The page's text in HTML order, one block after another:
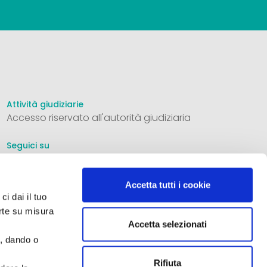
dai il tuo
su misura
dando o
Accetta tutti i cookie
Accetta selezionati
Rifiuta
Attività giudiziarie
Accesso riservato all'autorità giudiziaria
Seguici su
Informativa privacy
Cookie policy
Aste 33 S.r.l. - Società Iscritta nella sezione A dell'elenco